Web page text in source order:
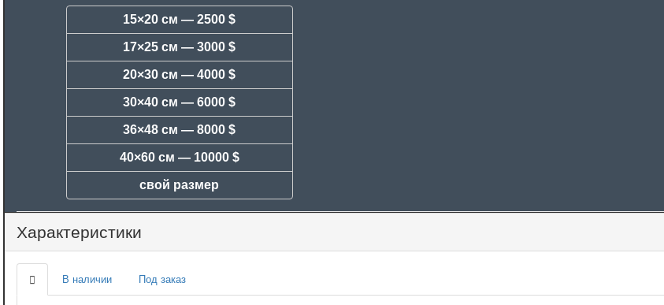
15×20 см —2500 $
17×25 см —3000 $
20×30 см —4000 $
30×40 см —6000 $
36×48 см —8000 $
40×60 см — 10000 $
свой размер
Характеристики
В наличии Под заказ